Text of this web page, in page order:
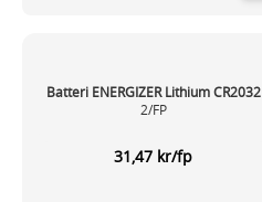
Batteri ENERGIZER Lithium CR2032
2/FP
31,47 kr/fp